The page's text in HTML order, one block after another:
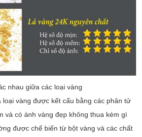
nhau giữa các loại vàng
loại vàng được kết cấu bằng các phân tử
và có ánh vàng đẹp không thua kém gì
được chế biến từ bột vàng và các chất